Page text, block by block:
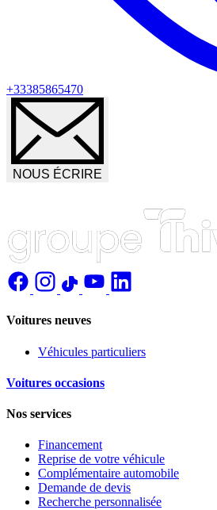
+33385865470
NOUS ÉCRIRE
Voitures neuves
Véhicules particuliers
Voitures occasions
Nos services
Financement
Reprise de votre véhicule
Complémentaire automobile
Demande de devis
Recherche personnalisée